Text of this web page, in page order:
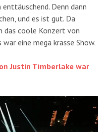
Denn dann
und es ist gut. Da
das coole Konzert von
war eine mega krasse Show.
Justin Timberlake war